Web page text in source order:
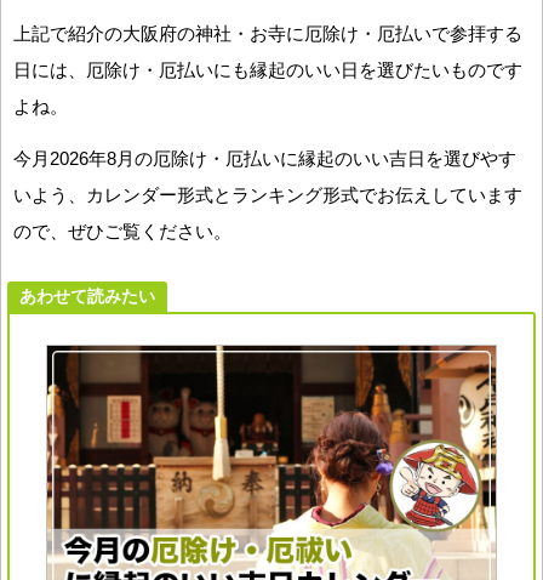
上記で紹介の大阪府の神社・お寺に厄除け・厄払いで参拝する
日には、厄除け・厄払いにも縁起のいい日を選びたいものです
よね。
今月2026年8月の厄除け・厄払いに縁起のいい吉日を選びやす
いよう、カレンダー形式とランキング形式でお伝えしています
ので、ぜひご覧ください。
あわせて読みたい